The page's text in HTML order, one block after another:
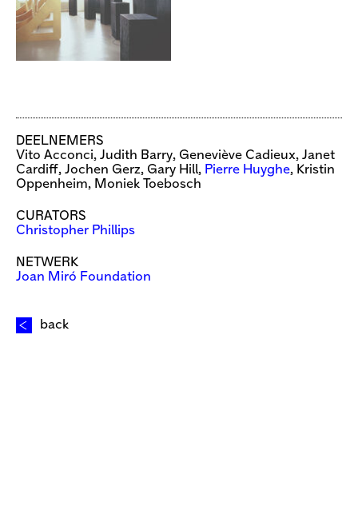
DEELNEMERS
Vito Acconci, Judith Barry, Geneviève Cadieux, Janet
Cardiff, Jochen Gerz, Gary Hill, Pierre Huyghe, Kristin
Oppenheim, Moniek Toebosch
CURATORS
Christopher Phillips
NETWERK
Joan Miró Foundation
back